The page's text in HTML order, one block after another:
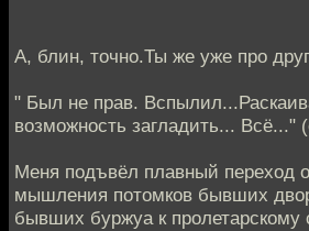
А, блин, точно.Ты же уже про
" Был не прав.
возможность загладить... Всё..."
Меня подъвёл плавный переход
мышления потомков бывших
бывших буржуа к пролетарскому